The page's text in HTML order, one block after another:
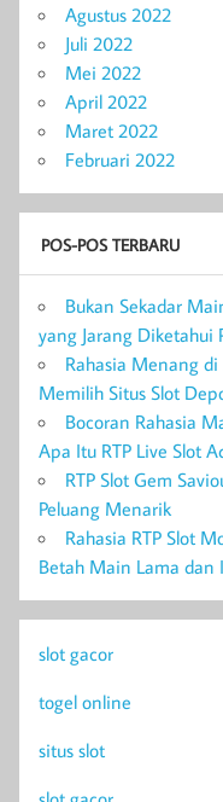
Agustus 2022
Juli 2022
Mei 2022
April 2022
Maret 2022
Februari 2022
POS-POS TERBARU
Bukan Sekadar
yang Jarang Diketahui
Rahasia Menang
Memilih Situs Slot
Bocoran Rahasia
Apa Itu RTP Live Slot
RTP Slot Gem
Peluang Menarik
Rahasia RTP Slot
Betah Main Lama dan
slot gacor
togel online
situs slot